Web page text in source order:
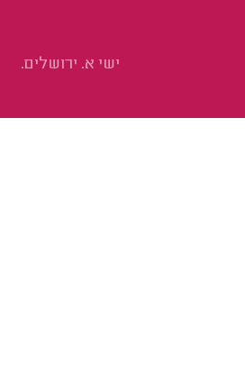
ישי א. ירושלים.